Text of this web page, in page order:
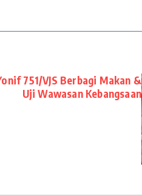
751/VJS Berbagi Makan &
Uji Wawasan Kebangsaan